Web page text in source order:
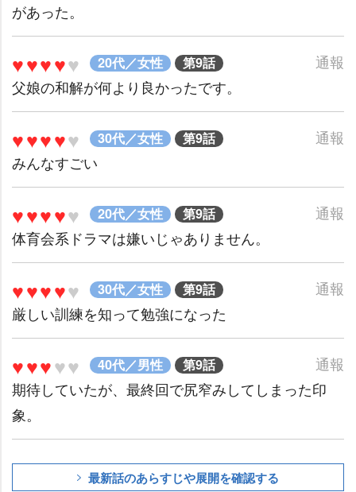
があった。
♥♥♥♥♥ 20代／女性 第9話
通報
父娘の和解が何より良かったです。
♥♥♥♥♥ 30代／女性 第9話
通報
みんなすごい
♥♥♥♥♥ 20代／女性 第9話
通報
体育会系ドラマは嫌いじゃありません。
♥♥♥♥♥ 30代／女性 第9話
通報
厳しい訓練を知って勉強になった
♥♥♥♥♥ 40代／男性 第9話
通報
期待していたが、最終回で尻窄みしてしまった印
象。
最新話のあらすじや展開を確認する